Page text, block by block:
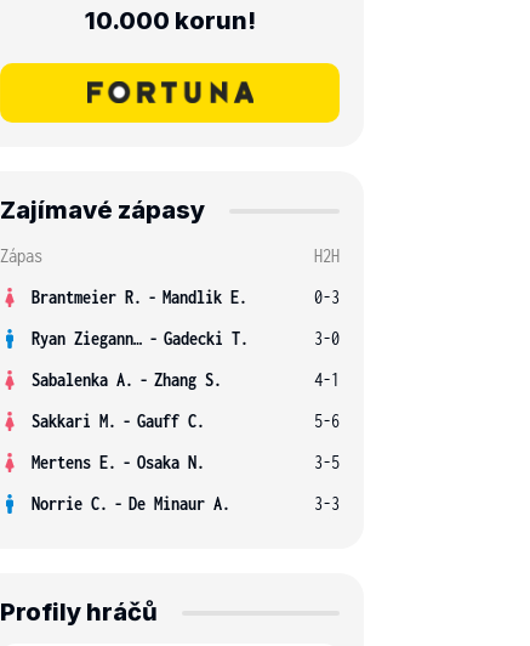
10.000 korun!
Zajímavé zápasy
Zápas
H2H
Brantmeier R. - Mandlik E.
0-3
Ryan Ziegann S. - Gadecki T.
3-0
Sabalenka A. - Zhang S.
4-1
Sakkari M. - Gauff C.
5-6
Mertens E. - Osaka N.
3-5
Norrie C. - De Minaur A. 3-3
Profily hráčů